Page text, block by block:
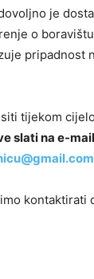
je
o
pripadnost
tijekom
slati na e-mail
kontaktirati